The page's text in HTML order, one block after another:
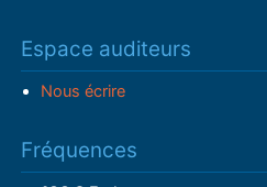
Espace auditeurs
Nous écrire
Fréquences